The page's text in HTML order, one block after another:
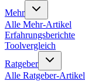
Mehr
Alle Mehr-Artikel
Erfahrungsberichte
Toolvergleich
Ratgeber
Alle Ratgeber-Artikel